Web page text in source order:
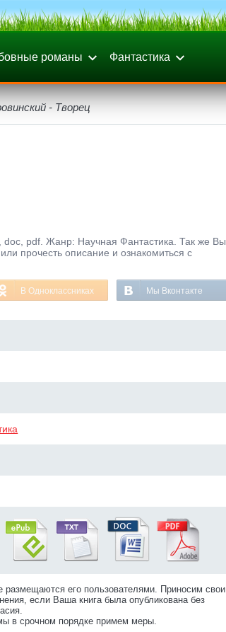
романы Фантастика
- Творец
doc, pdf. Жанр: Научная Фантастика. Так же Вы
прочесть описание и ознакомиться с
В Одноклассниках Мы Вконтакте
размещаются его пользователями. Приносим свои
если Ваша книга была опубликована без
в срочном порядке примем меры.